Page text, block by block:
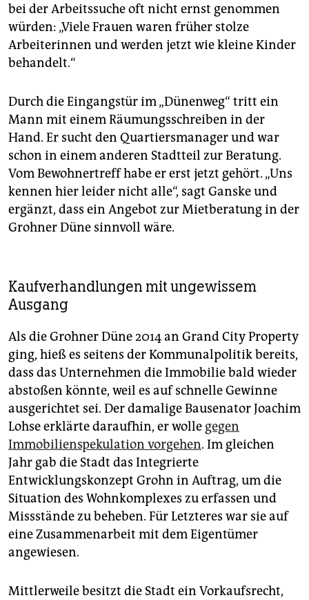
bei der Arbeitssuche oft nicht ernst genommen
würden: „Viele Frauen waren früher stolze
Arbeiterinnen und werden jetzt wie kleine Kinder
behandelt.“
Durch die Eingangstür im „Dünenweg“ tritt ein
Mann mit einem Räumungsschreiben in der
Hand. Er sucht den Quartiersmanager und war
schon in einem anderen Stadtteil zur Beratung.
Vom Bewohnertreff habe er erst jetzt gehört. „Uns
kennen hier leider nicht alle“, sagt Ganske und
ergänzt, dass ein Angebot zur Mietberatung in der
Grohner Düne sinnvoll wäre.
Kaufverhandlungen mit ungewissem
Ausgang
Als die Grohner Düne 2014 an Grand City Property
ging, hieß es seitens der Kommunalpolitik bereits,
dass das Unternehmen die Immobilie bald wieder
abstoßen könnte, weil es auf schnelle Gewinne
ausgerichtet sei. Der damalige Bausenator Joachim
Lohse erklärte daraufhin, er wolle gegen
Immobilienspekulation vorgehen. Im gleichen
Jahr gab die Stadt das Integrierte
Entwicklungskonzept Grohn in Auftrag, um die
Situation des Wohnkomplexes zu erfassen und
Missstände zu beheben. Für Letzteres war sie auf
eine Zusammenarbeit mit dem Eigentümer
angewiesen.
Mittlerweile besitzt die Stadt ein Vorkaufsrecht,